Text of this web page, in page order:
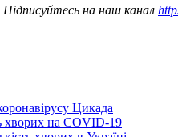
Підписуйтесь на наш канал
Цикада
хворих на COVID-19